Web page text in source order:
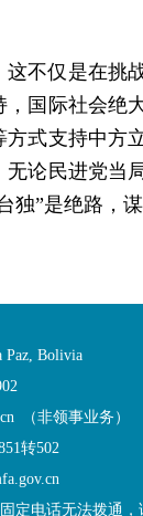
不仅是在挑
国际社会绝
式支持中方
论民进党当
”是绝路，谋
Paz, Bolivia
（非领事业务）
转502
定电话无法拨通，